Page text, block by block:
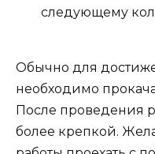
следующему
Обычно для
необходимо
После проведения
более крепкой.